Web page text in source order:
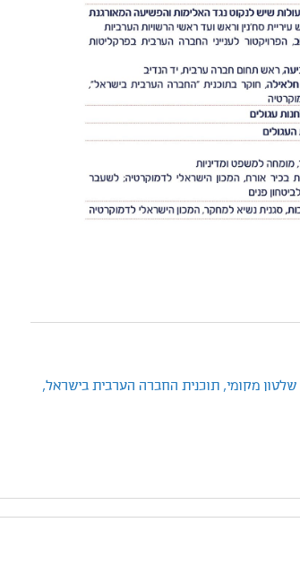
שלטון מקומי, תוכנית החברה הערבית בישראל,